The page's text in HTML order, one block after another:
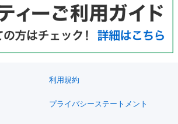
利用規約
プライバシーステートメント